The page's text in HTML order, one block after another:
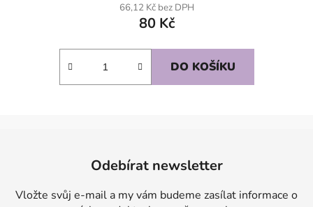
66,12 Kč bez DPH
80 Kč
DO KOŠÍKU
Odebírat newsletter
Vložte svůj e-mail a my vám budeme zasílat informace o